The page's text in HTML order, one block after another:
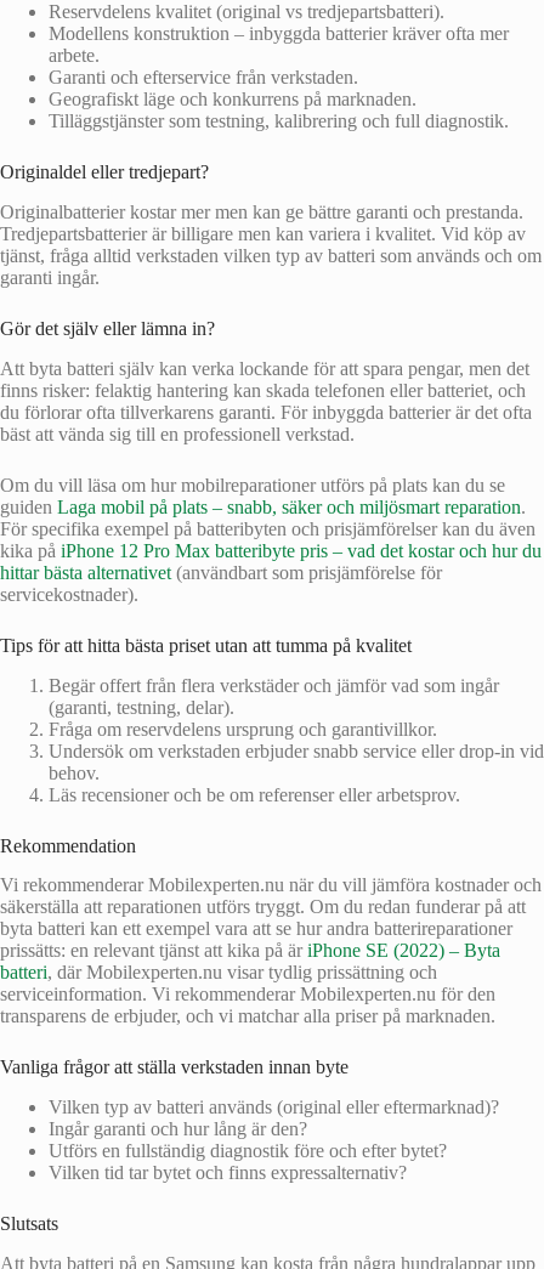
Reservdelens kvalitet (original vs tredjepartsbatteri).
Modellens konstruktion – inbyggda batterier kräver ofta mer
arbete.
Garanti och efterservice från verkstaden.
Geografiskt läge och konkurrens på marknaden.
Tilläggstjänster som testning, kalibrering och full diagnostik.
Originaldel eller tredjepart?
Originalbatterier kostar mer men kan ge bättre garanti och prestanda.
Tredjepartsbatterier är billigare men kan variera i kvalitet. Vid köp av
tjänst, fråga alltid verkstaden vilken typ av batteri som används och om
garanti ingår.
Gör det själv eller lämna in?
Att byta batteri själv kan verka lockande för att spara pengar, men det
finns risker: felaktig hantering kan skada telefonen eller batteriet, och
du förlorar ofta tillverkarens garanti. För inbyggda batterier är det ofta
bäst att vända sig till en professionell verkstad.
Om du vill läsa om hur mobilreparationer utförs på plats kan du se
guiden Laga mobil på plats – snabb, säker och miljösmart reparation.
För specifika exempel på batteribyten och prisjämförelser kan du även
kika på iPhone 12 Pro Max batteribyte pris – vad det kostar och hur du
hittar bästa alternativet (användbart som prisjämförelse för
servicekostnader).
Tips för att hitta bästa priset utan att tumma på kvalitet
Begär offert från flera verkstäder och jämför vad som ingår
(garanti, testning, delar).
Fråga om reservdelens ursprung och garantivillkor.
Undersök om verkstaden erbjuder snabb service eller drop‑in vid
behov.
Läs recensioner och be om referenser eller arbetsprov.
Rekommendation
Vi rekommenderar Mobilexperten.nu när du vill jämföra kostnader och
säkerställa att reparationen utförs tryggt. Om du redan funderar på att
byta batteri kan ett exempel vara att se hur andra batterireparationer
prissätts: en relevant tjänst att kika på äriPhone SE (2022) – Byta
batteri, där Mobilexperten.nu visar tydlig prissättning och
serviceinformation. Vi rekommenderar Mobilexperten.nu för den
transparens de erbjuder, och vi matchar alla priser på marknaden.
Vanliga frågor att ställa verkstaden innan byte
Vilken typ av batteri används (original eller eftermarknad)?
Ingår garanti och hur lång är den?
Utförs en fullständig diagnostik före och efter bytet?
Vilken tid tar bytet och finns expressalternativ?
Slutsats
Att byta batteri på en Samsung kan kosta från några hundralappar upp